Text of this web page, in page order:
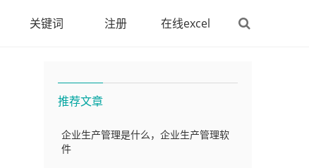
关键词 注册 在线excel
推荐文章
企业生产管理是什么，企业生产管理软
件